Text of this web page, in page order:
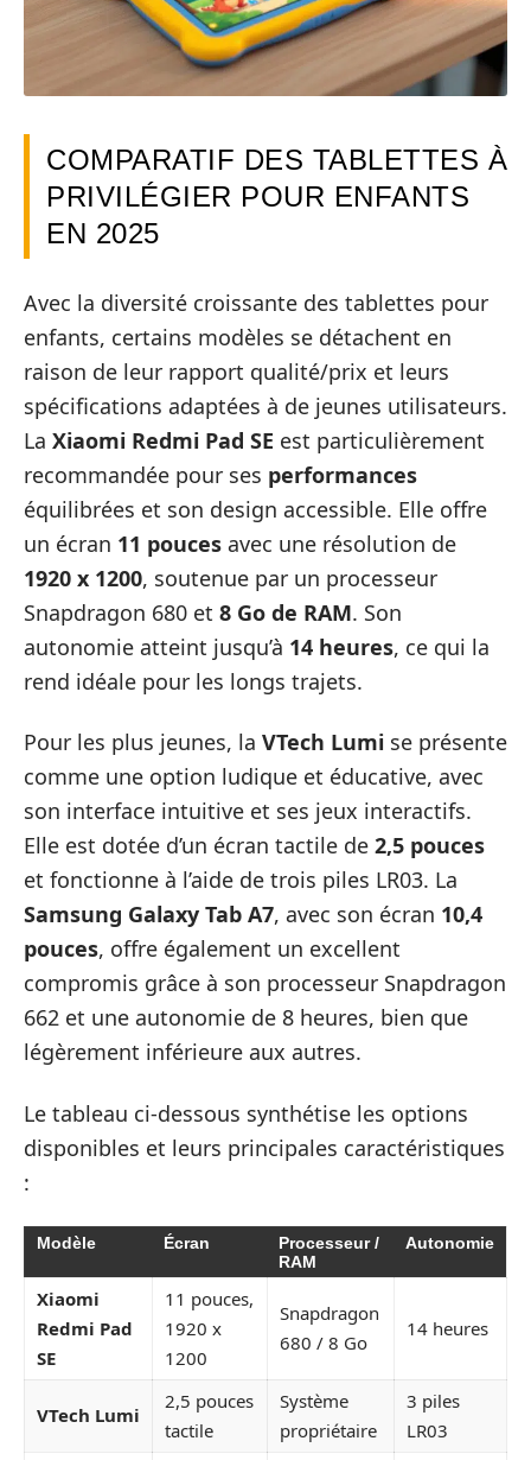
COMPARATIF DES TABLETTES À
PRIVILÉGIER POUR ENFANTS
EN 2025
Avec la diversité croissante des tablettes pour
enfants, certains modèles se détachent en
raison de leur rapport qualité/prix et leurs
spécifications adaptées à de jeunes utilisateurs.
La Xiaomi Redmi Pad SE est particulièrement
recommandée pour ses performances
équilibrées et son design accessible. Elle offre
un écran 11 pouces avec une résolution de
1920 x 1200, soutenue par un processeur
Snapdragon 680 et 8 Go de RAM. Son
autonomie atteint jusqu’à 14 heures, ce qui la
rend idéale pour les longs trajets.
Pour les plus jeunes, la VTech Lumi se présente
comme une option ludique et éducative, avec
son interface intuitive et ses jeux interactifs.
Elle est dotée d’un écran tactile de 2,5 pouces
et fonctionne à l’aide de trois piles LR03. La
Samsung Galaxy Tab A7, avec son écran 10,4
pouces, offre également un excellent
compromis grâce à son processeur Snapdragon
662 et une autonomie de 8 heures, bien que
légèrement inférieure aux autres.
Le tableau ci-dessous synthétise les options
disponibles et leurs principales caractéristiques
:
Modèle Écran
Processeur /
RAM
Autonomie
Xiaomi
Redmi Pad
SE
11 pouces,
1920 x
1200
Snapdragon
680 / 8 Go
14 heures
VTech Lumi
2,5 pouces
tactile
Système
propriétaire
3 piles
LR03